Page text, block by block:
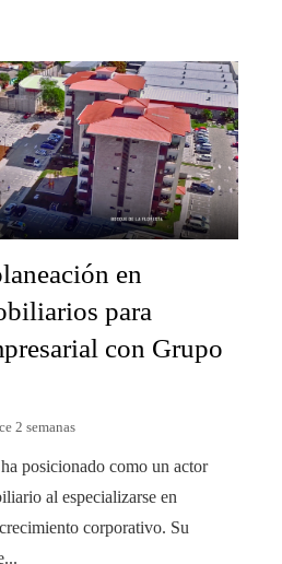
en
para
con Grupo
2 semanas
posicionado como un actor
al especializarse en
corporativo. Su